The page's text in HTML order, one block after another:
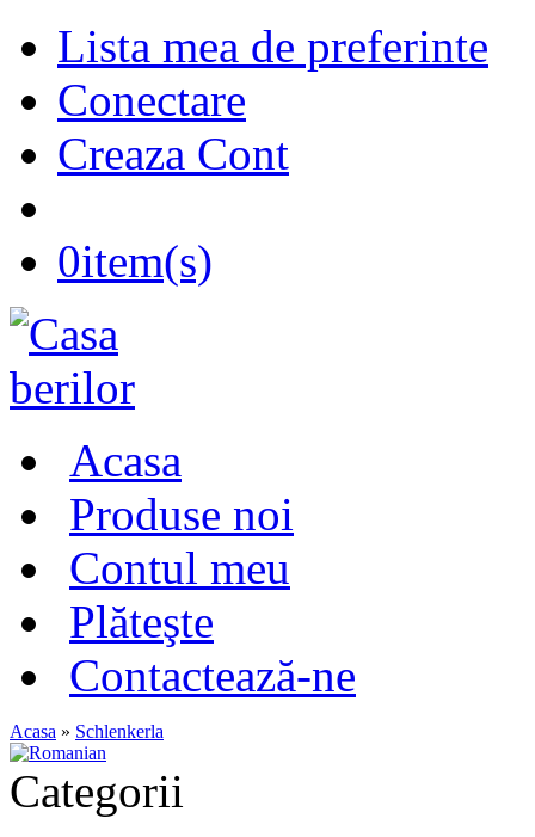
Lista mea de preferinte
Conectare
Creaza Cont
0item(s)
Acasa
Produse noi
Contul meu
Plăteşte
Contactează-ne
Acasa » Schlenkerla
Categorii